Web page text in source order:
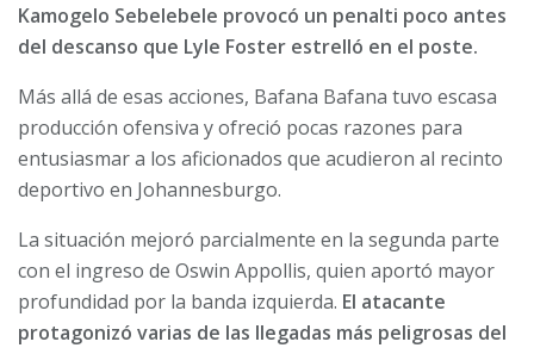
Kamogelo Sebelebele provocó un penalti poco antes
del descanso que Lyle Foster estrelló en el poste.
Más allá de esas acciones, Bafana Bafana tuvo escasa
producción ofensiva y ofreció pocas razones para
entusiasmar a los aficionados que acudieron al recinto
deportivo en Johannesburgo.
La situación mejoró parcialmente en la segunda parte
con el ingreso de Oswin Appollis, quien aportó mayor
profundidad por la banda izquierda. El atacante
protagonizó varias de las llegadas más peligrosas del